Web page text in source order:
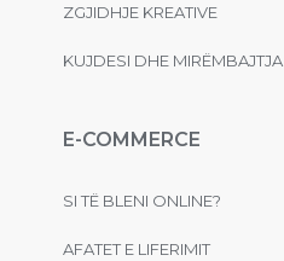
ZGJIDHJE KREATIVE
KUJDESI DHE MIRËMBAJTJA
E-COMMERCE
SI TË BLENI ONLINE?
AFATET E LIFERIMIT